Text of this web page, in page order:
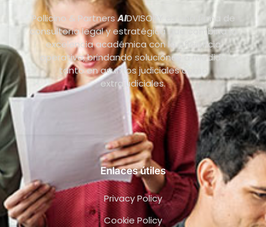
Pollicino & PartnersAIDVISORY es una firma de
consultoría legal y estratégica que combina la
excelencia académica con la eficiencia
operativa, brindando soluciones a medida
tanto en asuntos judiciales como
extrajudiciales.
Enlaces útiles
Privacy Policy
Cookie Policy